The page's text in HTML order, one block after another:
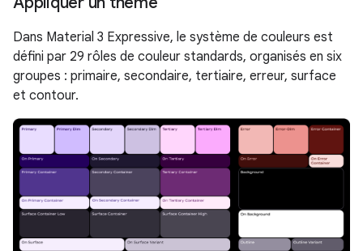
Dans Material 3 Expressive, le système de couleurs est
défini par 29 rôles de couleur standards, organisés en six
groupes : primaire, secondaire, tertiaire, erreur, surface
et contour.